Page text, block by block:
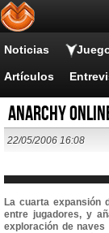
Noticias
Artículos
Anarchy
22/05/2006 16:08
La cuarta expansión
entre jugadores, y
exploración de naves